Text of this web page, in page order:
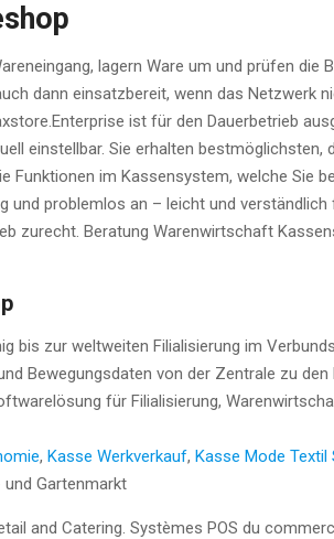
lagern Ware um und prüfen die
dann einsatzbereit, wenn das Netzwerk
ist für den Dauerbetrieb
einstellbar. Sie erhalten bestmöglichsten,
Funktionen im Kassensystem, welche Sie
problemlos an – leicht und verständlich
zurecht. Beratung Warenwirtschaft
bis zur weltweiten Filialisierung im
Bewegungsdaten von der Zentrale zu den
für Filialisierung,
, Kasse Werkverkauf, Kasse Mode Textil
und Gartenmarkt
and Catering. Systèmes POS du